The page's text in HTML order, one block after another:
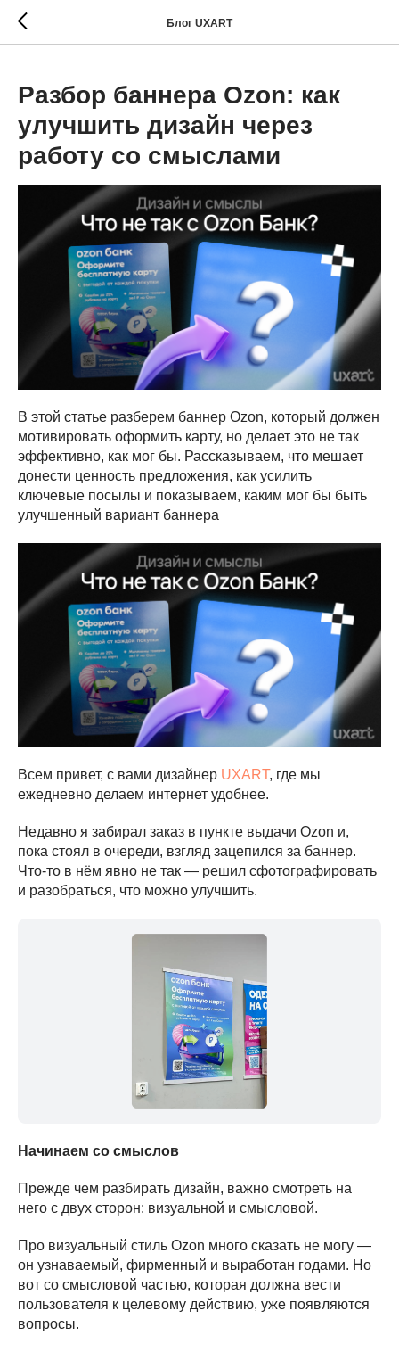
Блог UXART
Разбор баннера Ozon: как
улучшить дизайн через
работу со смыслами
В этой статье разберем баннер Ozon, который должен
мотивировать оформить карту, но делает это не так
эффективно, как мог бы. Рассказываем, что мешает
донести ценность предложения, как усилить
ключевые посылы и показываем, каким мог бы быть
улучшенный вариант баннера
Всем привет, с вами дизайнер UXART, где мы
ежедневно делаем интернет удобнее.
Недавно я забирал заказ в пункте выдачи Ozon и,
пока стоял в очереди, взгляд зацепился за баннер.
Что-то в нём явно не так — решил сфотографировать
и разобраться, что можно улучшить.
Начинаем со смыслов
Прежде чем разбирать дизайн, важно смотреть на
него с двух сторон: визуальной и смысловой.
Про визуальный стиль Ozon много сказать не могу —
он узнаваемый, фирменный и выработан годами. Но
вот со смысловой частью, которая должна вести
пользователя к целевому действию, уже появляются
вопросы.